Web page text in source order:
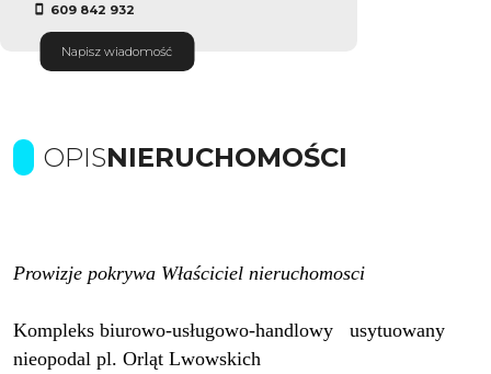
609 842 932
Napisz wiadomość
OPISNIERUCHOMOŚCI
Prowizje pokrywa Właściciel nieruchomosci
Kompleks biurowo-usługowo-handlowy usytuowany
nieopodal pl. Orląt Lwowskich